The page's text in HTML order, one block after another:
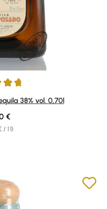
38% vol. 0,70l
/ 1 l)
price:
€